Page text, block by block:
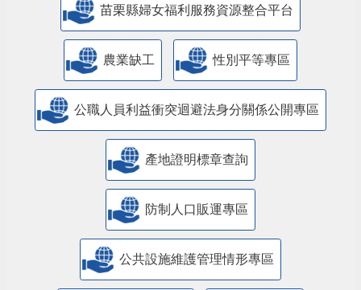
苗栗縣婦女福利服務資源整合平台
農業缺工 性別平等專區
公職人員利益衝突迴避法身分關係公開專區
產地證明標章查詢
防制人口販運專區
​公共設施維護管理情形專區